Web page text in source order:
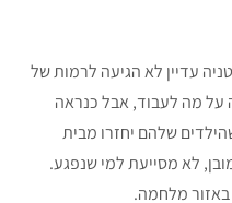
עדיין לא הגיעה לרמות של
על מה לעבוד, אבל כנראה
שלהם יחזרו מבית
לא מסייעת למי שנפגע.
באזור מלחמה.